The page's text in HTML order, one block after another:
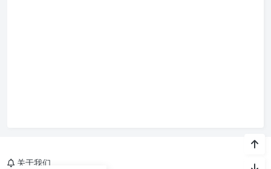
关于我们